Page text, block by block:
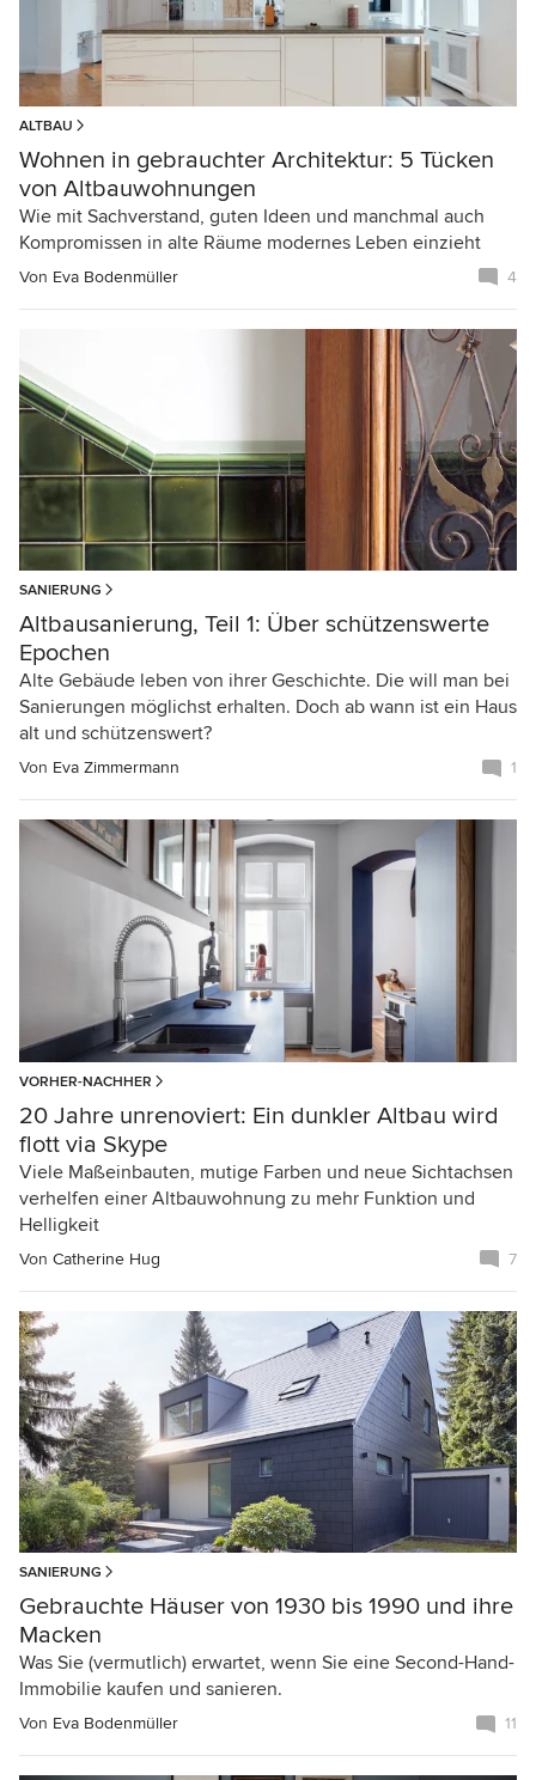
ALTBAU
Wohnen in gebrauchter Architektur: 5 Tücken
von Altbauwohnungen
Wie mit Sachverstand, guten Ideen und manchmal auch
Kompromissen in alte Räume modernes Leben einzieht
Von Eva Bodenmüller 4
SANIERUNG
Altbausanierung, Teil 1: Über schützenswerte
Epochen
Alte Gebäude leben von ihrer Geschichte. Die will man bei
Sanierungen möglichst erhalten. Doch ab wann ist ein Haus
alt und schützenswert?
Von Eva Zimmermann 1
VORHER-NACHHER
20 Jahre unrenoviert: Ein dunkler Altbau wird
flott via Skype
Viele Maßeinbauten, mutige Farben und neue Sichtachsen
verhelfen einer Altbauwohnung zu mehr Funktion und
Helligkeit
Von Catherine Hug 7
SANIERUNG
Gebrauchte Häuser von 1930 bis 1990 und ihre
Macken
Was Sie (vermutlich) erwartet, wenn Sie eine Second-Hand-
Immobilie kaufen und sanieren.
Von Eva Bodenmüller 11